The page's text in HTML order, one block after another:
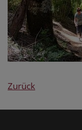
Zurück